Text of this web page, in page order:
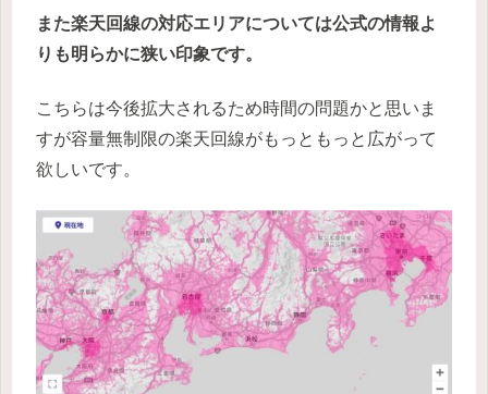
また楽天回線の対応エリアについては公式の情報よ
りも明らかに狭い印象です。
こちらは今後拡大されるため時間の問題かと思いま
すが容量無制限の楽天回線がもっともっと広がって
欲しいです。